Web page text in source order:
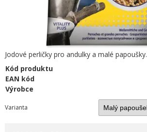
Jodové perličky pro andulky a malé papoušky.
Kód produktu
EAN kód
Výrobce
Varianta